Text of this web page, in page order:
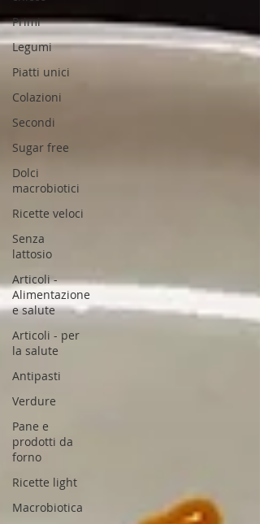
Primi
Legumi
Piatti unici
Colazioni
Secondi
Sugar free
Dolci
macrobiotici
Ricette veloci
Senza
lattosio
Articoli -
Alimentazione
e salute
Articoli - per
la salute
Antipasti
Verdure
Pane e
prodotti da
forno
Ricette light
Macrobiotica